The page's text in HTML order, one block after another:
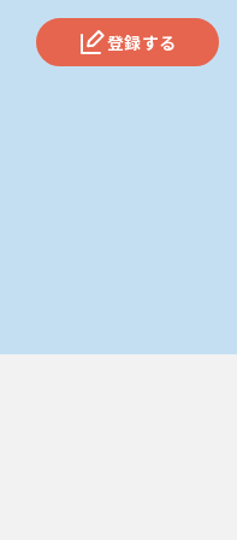
登録する